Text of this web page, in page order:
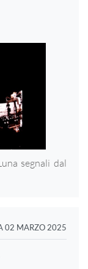
segnali dal
02 MARZO 2025